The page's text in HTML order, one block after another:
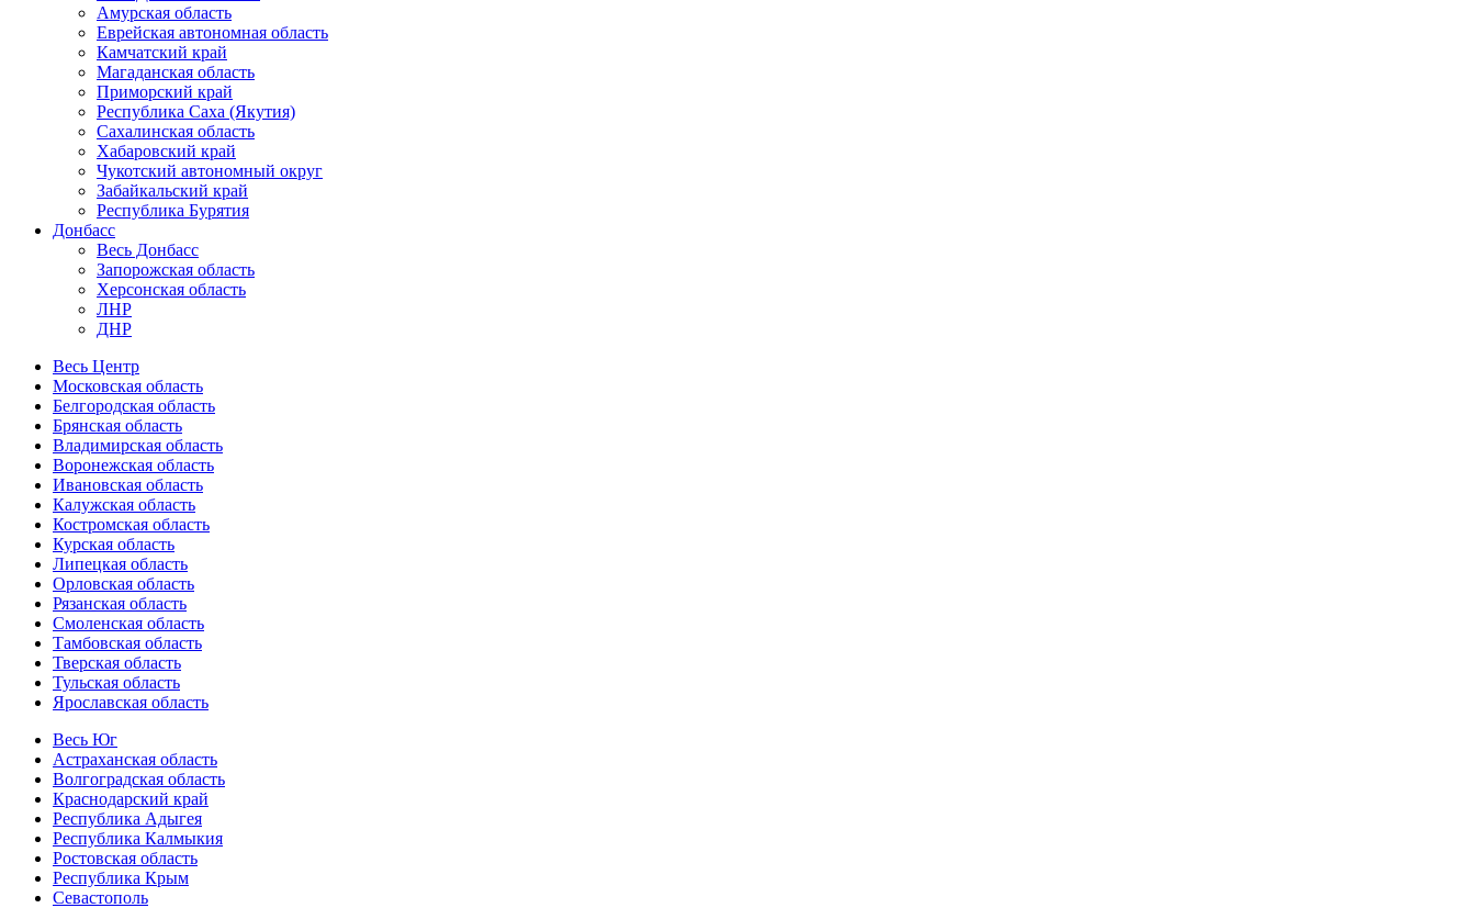
Амурская область
Еврейская автономная область
Камчатский край
Магаданская область
Приморский край
Республика Саха (Якутия)
Сахалинская область
Хабаровский край
Чукотский автономный округ
Забайкальский край
Республика Бурятия
Донбасс
Весь Донбасс
Запорожская область
Херсонская область
ЛНР
ДНР
Весь Центр
Московская область
Белгородская область
Брянская область
Владимирская область
Воронежская область
Ивановская область
Калужская область
Костромская область
Курская область
Липецкая область
Орловская область
Рязанская область
Смоленская область
Тамбовская область
Тверская область
Тульская область
Ярославская область
Весь Юг
Астраханская область
Волгоградская область
Краснодарский край
Республика Адыгея
Республика Калмыкия
Ростовская область
Республика Крым
Севастополь